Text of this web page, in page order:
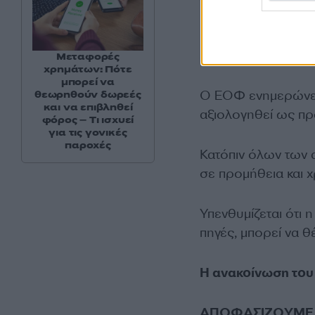
προστασία από
Ο ΕΟΦ ενημερώνει
αξιολογηθεί ως
Κατόπιν όλων
σε προμήθεια και
Υπενθυμίζεται
πηγές, μπορεί να
Η ανακοίνωση
Μεταφορές
χρημάτων: Πότε
μπορεί να
θεωρηθούν δωρεές
και να επιβληθεί
φόρος – Τι ισχυεί
για τις γονικές
παροχές